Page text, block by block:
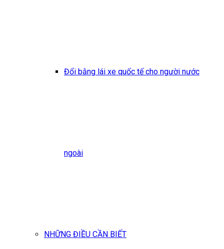
Đổi bằng lái xe quốc tế cho người nước
ngoài
NHỮNG ĐIỀU CẦN BIẾT